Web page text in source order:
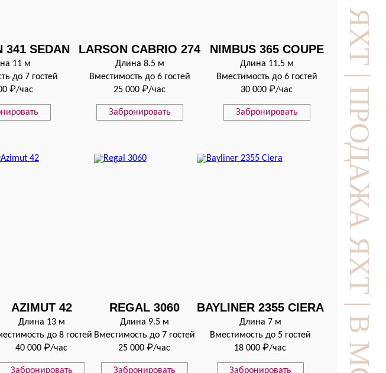
341 SEDAN
11 м
до 7 гостей
₽/час
LARSON CABRIO 274
Длина 8.5 м
Вместимость до 6 гостей
25 000 ₽/час
Забронировать
NIMBUS 365 COUPE
Длина 11.5 м
Вместимость до 6 гостей
30 000 ₽/час
Забронировать
AZIMUT 42
Длина 13 м
до 8 гостей
40 000 ₽/час
Забронировать
REGAL 3060
Длина 9.5 м
Вместимость до 7 гостей
25 000 ₽/час
Забронировать
BAYLINER 2355 CIERA
Длина 7 м
Вместимость до 5 гостей
18 000 ₽/час
Забронировать